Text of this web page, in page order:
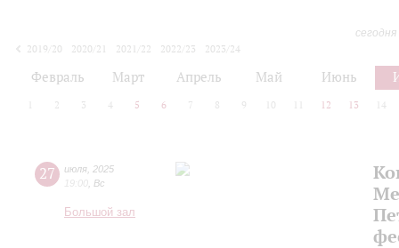
2019/20
2020/21 2021/22 2022/23
2023/24
Февраль Март Апрель Май Июнь
2 3 4 5 6 7 8 9 10 12 13 14
27 июля 2025
19:00 Вс
Большой зал